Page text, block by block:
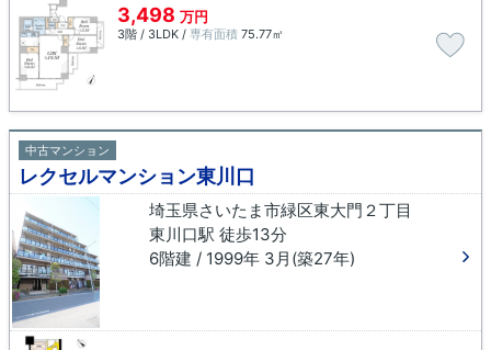
3,498 万円
3階 / 3LDK / 専有面積 75.77㎡
中古マンション
レクセルマンション東川口
埼玉県さいたま市緑区東大門２丁目
東川口駅 徒歩13分
6階建 / 1999年 3月(築27年)